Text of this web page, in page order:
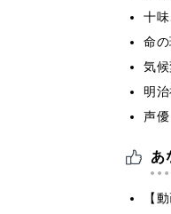
十
命
気
明
声
あ
【